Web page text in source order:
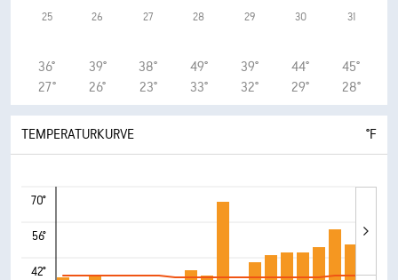
25
36°
27°
26
39°
26°
27
38°
23°
28
49°
33°
29
39°
32°
30
44°
29°
31
45°
28°
TEMPERATURKURVE °F
70°
56°
42°